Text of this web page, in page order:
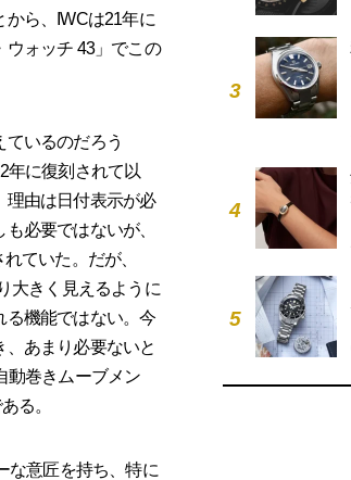
ら、IWCは21年に
ウォッチ 43」でこの
いるのだろう
に復刻されて以
理由は日付表示が必
必要ではないが、
ていた。だが、
大きく見えるように
る機能ではない。今
あまり必要ないと
動巻きムーブメン
る。
な意匠を持ち、特に
3
4
5